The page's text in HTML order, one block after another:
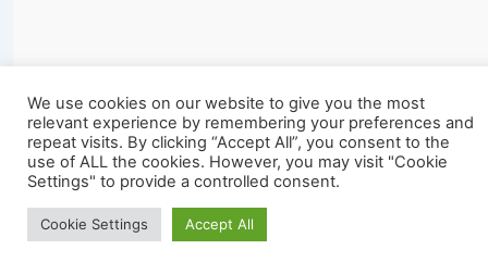
Copyright © 2026 2501.eu Gute Filme |
We use cookies on our website to give you the most
relevant experience by remembering your preferences and
repeat visits. By clicking “Accept All”, you consent to the
use of ALL the cookies. However, you may visit "Cookie
Settings" to provide a controlled consent.
Cookie Settings Accept All